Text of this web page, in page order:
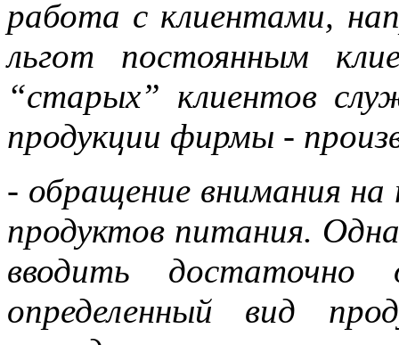
работа с клиентами,
льгот постоянным
“старых” клиентов
продукции фирмы -
- обращение внимания на
продуктов питания.
вводить
определенный вид